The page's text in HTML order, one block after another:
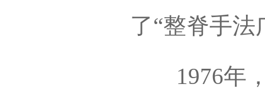
了“整脊手法
1976年，